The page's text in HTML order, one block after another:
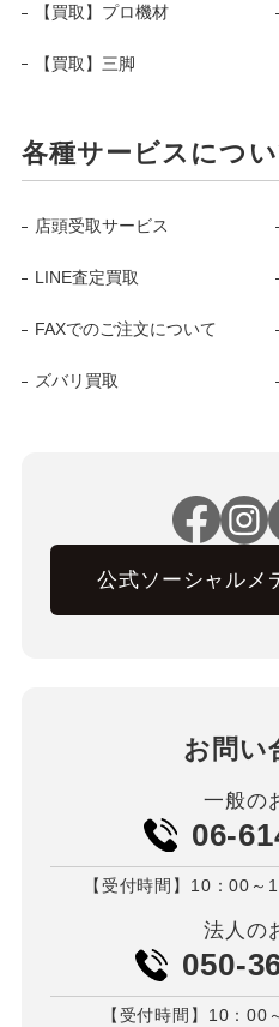
【買取】プロ機材
【買取】三脚
各種サービスにつ
店頭受取サービス
LINE査定買取
FAXでのご注文について
ズバリ買取
公式ソーシャルメ
お問い
一般の
06-
【受付時間】10：00～
法人の
050-
【受付時間】10：00